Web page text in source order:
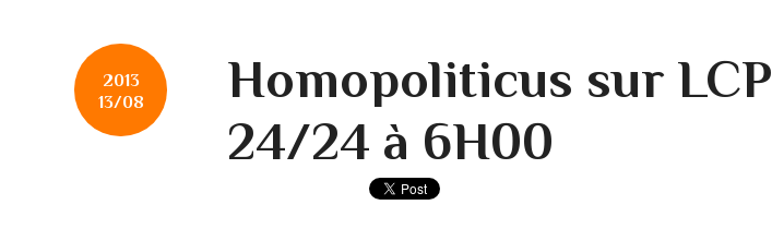
2013
13/08
Homopoliticus sur LCP
24/24 à 6H00